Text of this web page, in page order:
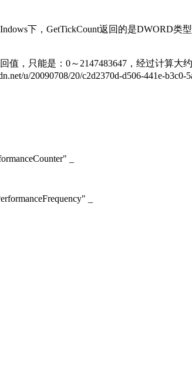
下，GetTickCount返回的是DWORD
值，只能是：0～2147483647，经过计算
u/20090708/20/c2d2370d-d506-441e-b3c0-
_
_